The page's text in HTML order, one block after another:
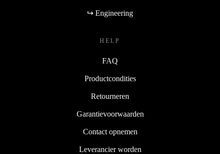
↪ Engineering
HELP
FAQ
Productcondities
Retourneren
Garantievoorwaarden
Contact opnemen
Leverancier worden